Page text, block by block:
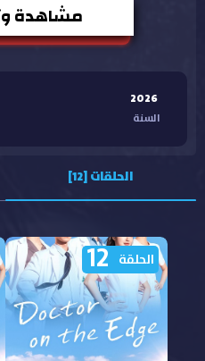
مشاهدة
2026
السنة
الحلقات [12]
الحلقة 12